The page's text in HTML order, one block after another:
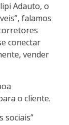
Adauto, o
falamos
conectar
vender
o cliente.
sociais”